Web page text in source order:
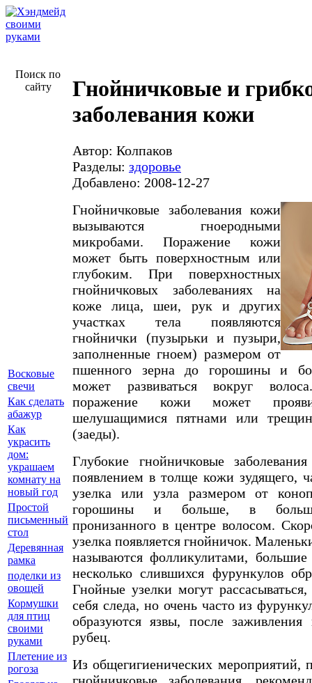
Поиск по
сайту
Гнойничковые и
заболевания кожи
Автор: Колпаков
Разделы: здоровье
Добавлено: 2008-12-27
Гнойничковые заболевания кожи
вызываются гноеродными
микробами. Поражение кожи
может быть поверхностным или
глубоким. При поверхностных
гнойничковых заболеваниях на
коже лица, шеи, рук и других
участках тела появляются
гнойнички (пузырьки и пузыри,
заполненные гноем) размером от
пшенного зерна до горошины и
может развиваться вокруг
поражение кожи может
шелушащимися пятнами или
(заеды).
Глубокие гнойничковые заболевания
появлением в толще кожи зудящего,
узелка или узла размером от
горошины и больше, в
пронизанного в центре волосом.
узелка появляется гнойничок.
называются фолликулитами,
несколько слившихся фурункулов
Гнойные узелки могут
себя следа, но очень часто из
образуются язвы, после заживления
рубец.
Из общегигиенических мероприятий,
Восковые
свечи
Как сделать
абажур
Как
украсить
дом:
украшаем
комнату на
новый год
Простой
письменный
стол
Деревянная
рамка
поделки из
овощей
Кормушки
для птиц
своими
руками
Плетение из
рогоза